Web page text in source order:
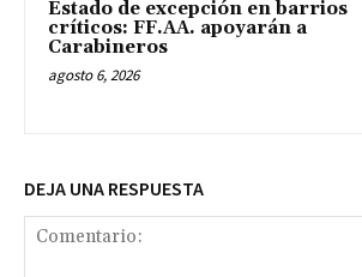
Estado de excepción en barrios
críticos: FF.AA. apoyarán a
Carabineros
agosto 6, 2026
DEJA UNA RESPUESTA